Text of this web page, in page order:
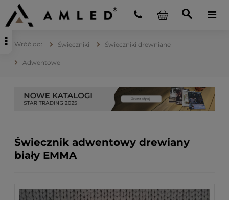
Świeczniki Świeczniki drewniane
Adwentowe
Świecznik adwentowy drewiany
biały EMMA